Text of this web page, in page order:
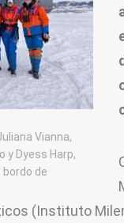
Vianna,
y Dyess Harp,
bordo de
(Instituto